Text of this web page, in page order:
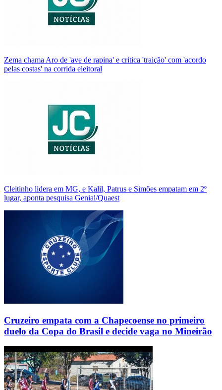
Zema chama Aro de 'ave de rapina' e critica 'traição' com 'acordo
pelas costas' na corrida eleitoral
Cleitinho lidera em MG, e Kalil, Patrus e Simões empatam em 2º
lugar, aponta pesquisa Genial/Quaest
Cruzeiro empata com a Chapecoense no primeiro
duelo da Copa do Brasil e decide vaga no Mineirão